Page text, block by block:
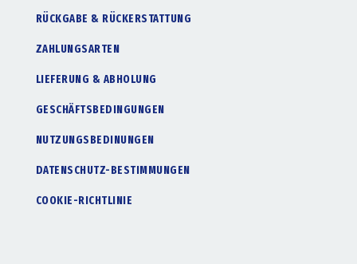
RÜCKGABE & RÜCKERSTATTUNG
ZAHLUNGSARTEN
LIEFERUNG & ABHOLUNG
GESCHÄFTSBEDINGUNGEN
NUTZUNGSBEDINUNGEN
DATENSCHUTZ-BESTIMMUNGEN
COOKIE-RICHTLINIE